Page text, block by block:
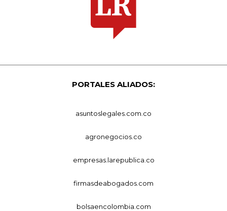
PORTALES ALIADOS:
asuntoslegales.com.co
agronegocios.co
empresas.larepublica.co
firmasdeabogados.com
bolsaencolombia.com